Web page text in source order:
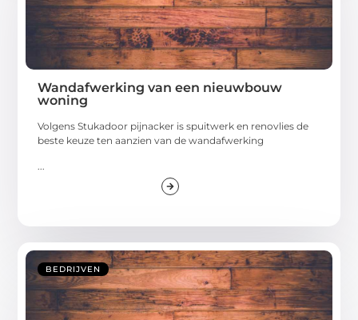
Wandafwerking van een nieuwbouw
woning
Volgens Stukadoor pijnacker is spuitwerk en renovlies de
beste keuze ten aanzien van de wandafwerking
BEDRIJVEN